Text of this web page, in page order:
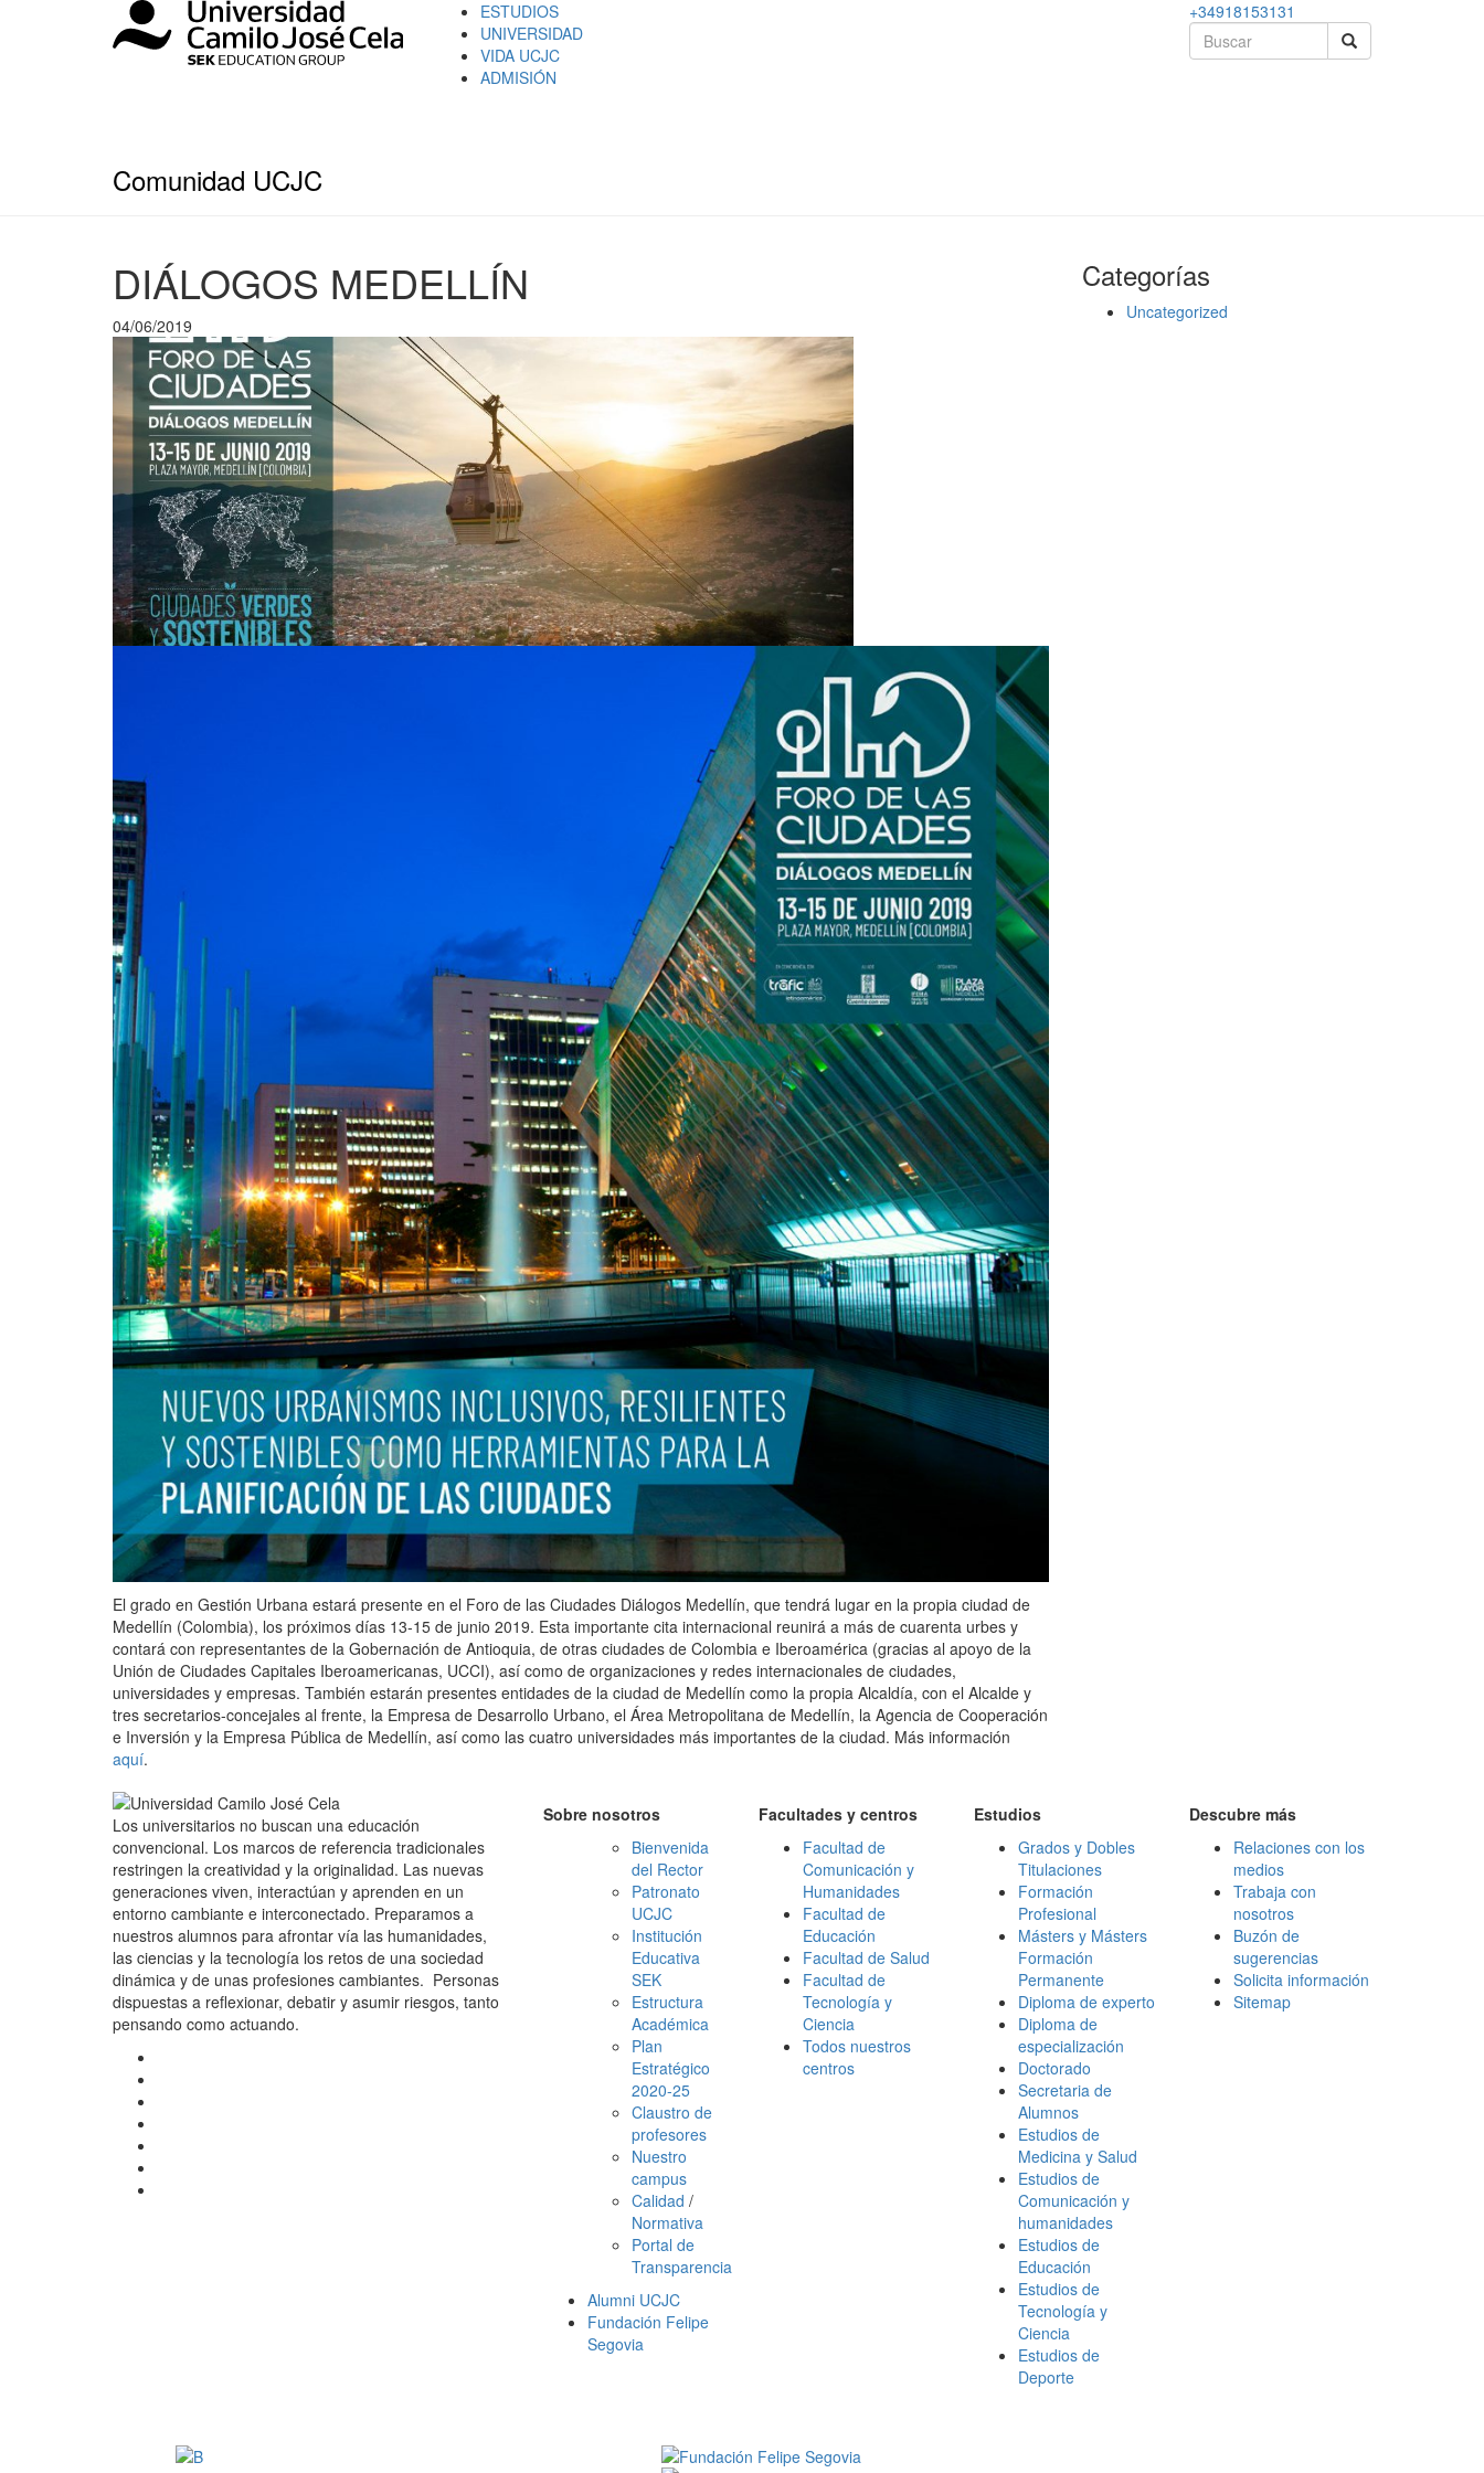
ESTUDIOS
UNIVERSIDAD
VIDA UCJC
ADMISIÓN
+34918153131
Comunidad UCJC
DIÁLOGOS MEDELLÍN
04/06/2019
El grado en Gestión Urbana estará presente en el Foro de las Ciudades Diálogos Medellín, que tendrá lugar en la propia ciudad de
Medellín (Colombia), los próximos días 13-15 de junio 2019. Esta importante cita internacional reunirá a más de cuarenta urbes y
contará con representantes de la Gobernación de Antioquia, de otras ciudades de Colombia e Iberoamérica (gracias al apoyo de la
Unión de Ciudades Capitales Iberoamericanas, UCCI), así como de organizaciones y redes internacionales de ciudades,
universidades y empresas. También estarán presentes entidades de la ciudad de Medellín como la propia Alcaldía, con el Alcalde y
tres secretarios-concejales al frente, la Empresa de Desarrollo Urbano, el Área Metropolitana de Medellín, la Agencia de Cooperación
e Inversión y la Empresa Pública de Medellín, así como las cuatro universidades más importantes de la ciudad. Más información
aquí.
Categorías
Uncategorized
Los universitarios no buscan una educación
convencional. Los marcos de referencia tradicionales
restringen la creatividad y la originalidad. Las nuevas
generaciones viven, interactúan y aprenden en un
entorno cambiante e interconectado. Preparamos a
nuestros alumnos para afrontar vía las humanidades,
las ciencias y la tecnología los retos de una sociedad
dinámica y de unas profesiones cambiantes. Personas
dispuestas a reflexionar, debatir y asumir riesgos, tanto
pensando como actuando.
Sobre nosotros
Bienvenida
del Rector
Patronato
UCJC
Institución
Educativa
SEK
Estructura
Académica
Plan
Estratégico
2020-25
Claustro de
profesores
Nuestro
campus
Calidad /
Normativa
Portal de
Transparencia
Alumni UCJC
Fundación Felipe
Segovia
Facultades y centros
Facultad de
Comunicación y
Humanidades
Facultad de
Educación
Facultad de Salud
Facultad de
Tecnología y
Ciencia
Todos nuestros
centros
Estudios
Grados y Dobles
Titulaciones
Formación
Profesional
Másters y Másters
Formación
Permanente
Diploma de experto
Diploma de
especialización
Doctorado
Secretaria de
Alumnos
Estudios de
Medicina y Salud
Estudios de
Comunicación y
humanidades
Estudios de
Educación
Estudios de
Tecnología y
Ciencia
Estudios de
Deporte
Descubre más
Relaciones con los
medios
Trabaja con
nosotros
Buzón de
sugerencias
Solicita información
Sitemap